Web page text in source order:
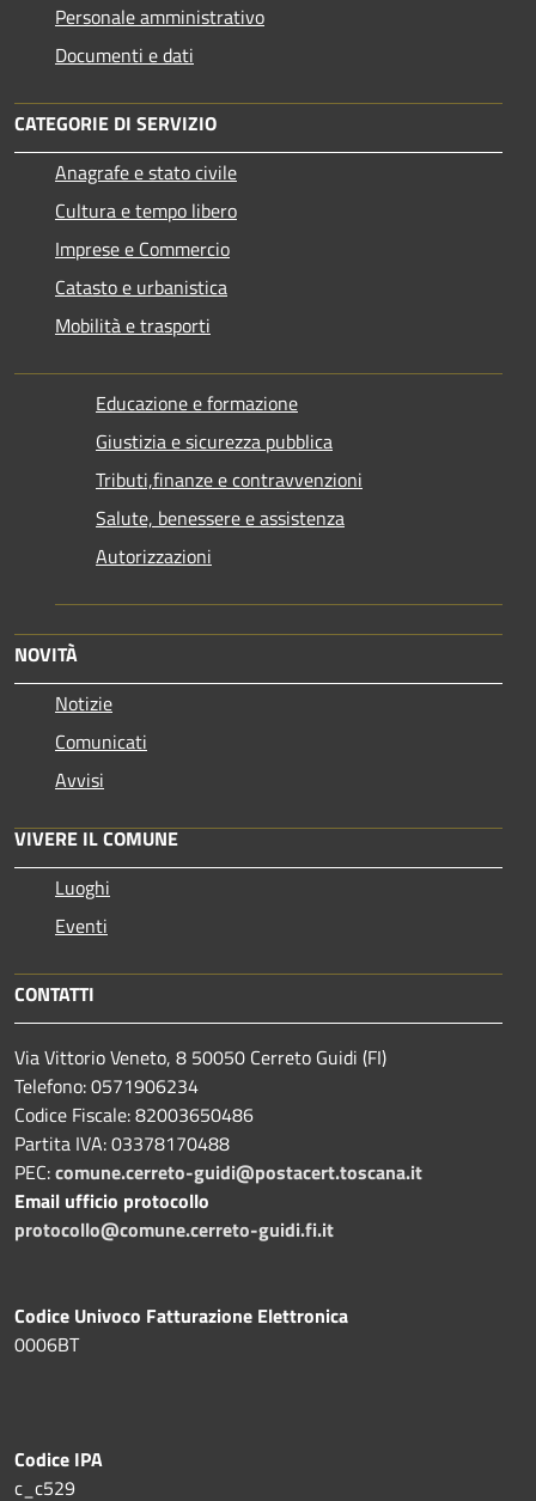
Personale amministrativo
Documenti e dati
CATEGORIE DI SERVIZIO
Anagrafe e stato civile
Cultura e tempo libero
Imprese e Commercio
Catasto e urbanistica
Mobilità e trasporti
Educazione e formazione
Giustizia e sicurezza pubblica
Tributi,finanze e contravvenzioni
Salute, benessere e assistenza
Autorizzazioni
NOVITÀ
Notizie
Comunicati
Avvisi
VIVERE IL COMUNE
Luoghi
Eventi
CONTATTI
Via Vittorio Veneto, 8 50050 Cerreto Guidi (FI)
Telefono: 0571906234
Codice Fiscale: 82003650486
Partita IVA: 03378170488
PEC:comune.cerreto-guidi@postacert.toscana.it
Email ufficio protocollo
protocollo@comune.cerreto-guidi.fi.it
Codice Univoco Fatturazione Elettronica
0006BT
Codice IPA
c_c529